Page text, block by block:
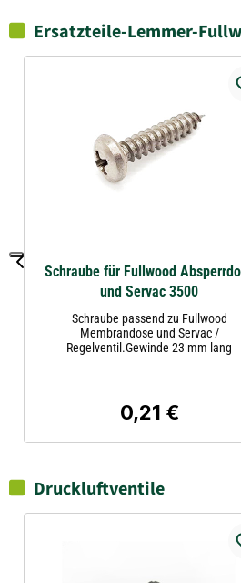
Ersatzteile-Lemmer-
Schraube für Fullwood Absperrdose
und Servac 3500
Schraube passend zu Fullwood
Membrandose und Servac /
Regelventil.Gewinde 23 mm lang
Regulärer Preis:
0,21 €
Druckluftventile